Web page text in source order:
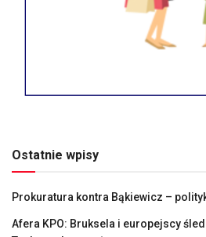
Ostatnie wpisy
Prokuratura kontra Bąkiewicz –
Afera KPO: Bruksela i europejscy